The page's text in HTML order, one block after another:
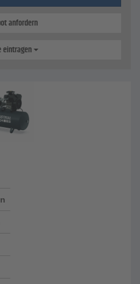
anfordern